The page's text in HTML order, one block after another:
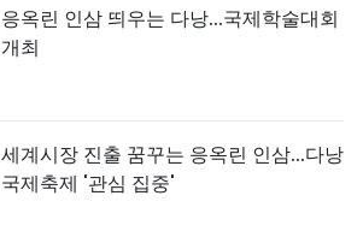
응옥린 인삼 띄우는 다낭...국제학술대회
개최
세계시장 진출 꿈꾸는 응옥린 인삼...다낭
국제축제 '관심 집중'